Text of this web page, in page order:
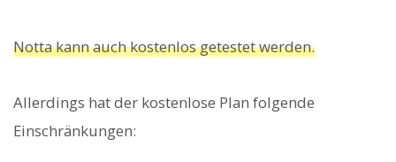
Notta kann auch kostenlos getestet werden.
Allerdings hat der kostenlose Plan folgende
Einschränkungen: